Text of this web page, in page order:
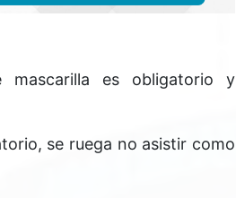
es obligatorio y
se ruega no asistir como